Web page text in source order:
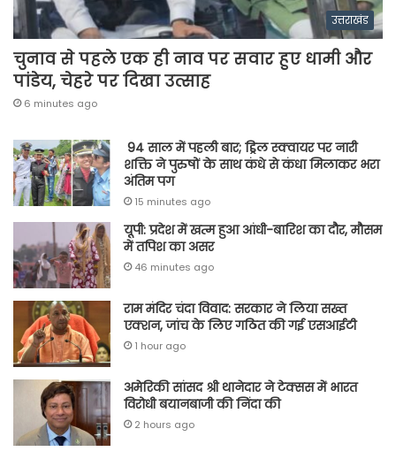
उत्तराखंड
चुनाव से पहले एक ही नाव पर सवार हुए धामी और
पांडेय, चेहरे पर दिखा उत्साह
6 minutes ago
94 साल में पहली बार; ड्रिल स्क्वायर पर नारी
शक्ति ने पुरुषों के साथ कंधे से कंधा मिलाकर भरा
अंतिम पग
15 minutes ago
यूपी: प्रदेश में खत्म हुआ आंधी-बारिश का दौर, मौसम
में तपिश का असर
46 minutes ago
राम मंदिर चंदा विवाद: सरकार ने लिया सख्त
एक्शन, जांच के लिए गठित की गई एसआईटी
1 hour ago
अमेरिकी सांसद श्री थानेदार ने टेक्सस में भारत
विरोधी बयानबाजी की निंदा की
2 hours ago